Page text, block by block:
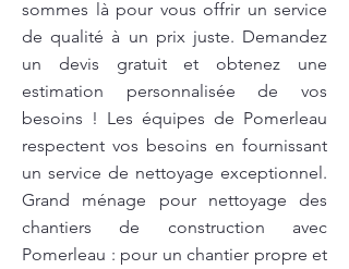
sommes là pour vous offrir un service
de qualité à un prix juste. Demandez
un devis gratuit et obtenez une
estimation personnalisée de vos
besoins ! Les équipes de Pomerleau
respectent vos besoins en fournissant
un service de nettoyage exceptionnel.
Grand ménage pour nettoyage des
chantiers de construction avec
Pomerleau : pour un chantier propre et